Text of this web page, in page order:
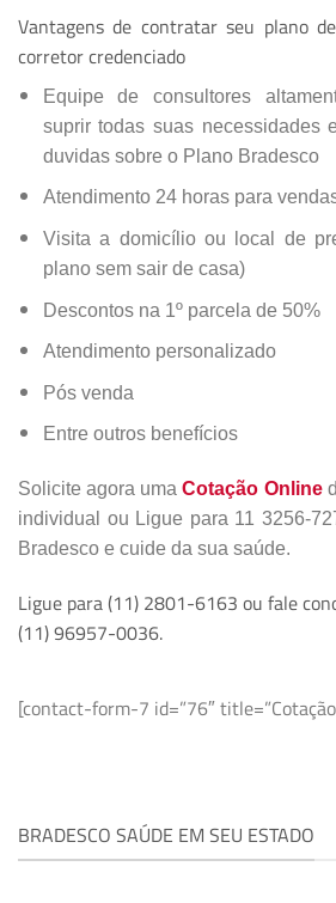
Vantagens de contratar seu plano
corretor credenciado
Equipe de consultores
suprir todas suas necessidades
duvidas sobre o Plano Bradesco
Atendimento 24 horas para
Visita a domicílio ou local de
plano sem sair de casa)
Descontos na 1º parcela de 50%
Atendimento personalizado
Pós venda
Entre outros benefícios
Solicite agora umaCotação Online
individual ou Ligue para 11 3256-
Bradesco e cuide da sua saúde.
Ligue para (11) 2801-6163 ou fale
(11) 96957-0036.
[contact-form-7 id=”76″
BRADESCO SAÚDE EM SEU ESTADO